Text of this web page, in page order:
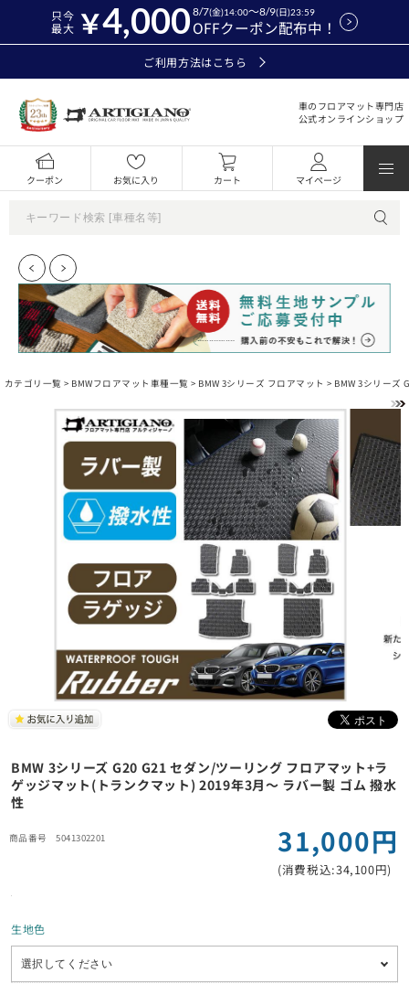
只今
最大
4,000OFFクーポン配布中！
8/7(金)14:00～8/9(日)23:59
ご利用方法はこちら
車のフロアマット専門店
公式オンラインショップ
クーポン お気に入り カート マイページ
カテゴリ一覧 > BMWフロアマット車種一覧 > BMW 3シリーズ フロアマット > BMW 3シリーズ
BMW 3シリーズ G20 G21 セダン/ツーリング フロアマット+ラ
ゲッジマット(トランクマット) 2019年3月～ ラバー製 ゴム 撥水
性
5041302201 31,000円
(消費税込:34,100円)
生地色